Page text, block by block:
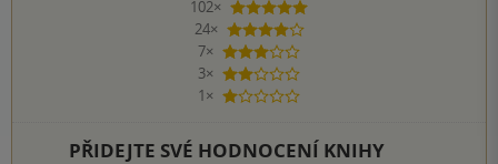
102×
5 hvězdiček
24×
4 hvězdičky
7×
3 hvězdičky
3×
2 hvězdičky
1×
1 hvezdička
PŘIDEJTE SVÉ HODNOCENÍ KNIHY